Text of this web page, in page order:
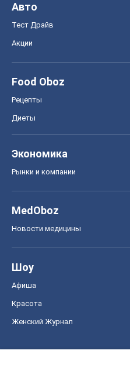
Авто
Тест Драйв
Акции
Food Oboz
Рецепты
Диеты
Экономика
Рынки и компании
MedOboz
Новости медицины
Шоу
Афиша
Красота
Женский Журнал